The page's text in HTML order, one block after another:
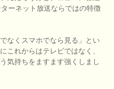
ーネット放送ならではの特徴
なくスマホでなら見る」とい
これからはテレビではなく、
気持ちをますます強くしまし